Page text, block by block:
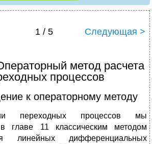
1 / 5 Следующая >
метод расчета
процессов
к операторному методу
переходных процессов мы
в главе 11 классическим методом
линейных дифференциальных